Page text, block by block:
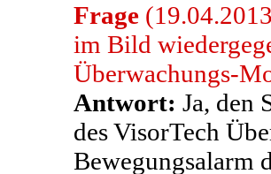
Frage
im Bild
Überwachungs-
Antwort: Ja, den
des VisorTech
Bewegungsalarm